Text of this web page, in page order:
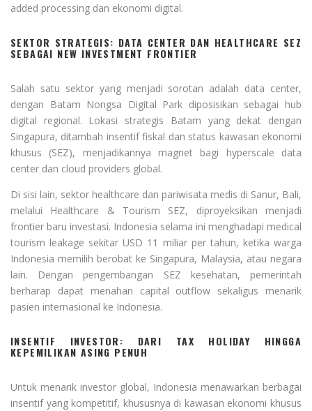
added processing dan ekonomi digital.
SEKTOR STRATEGIS: DATA CENTER DAN HEALTHCARE SEZ
SEBAGAI NEW INVESTMENT FRONTIER
Salah satu sektor yang menjadi sorotan adalah data center,
dengan Batam Nongsa Digital Park diposisikan sebagai hub
digital regional. Lokasi strategis Batam yang dekat dengan
Singapura, ditambah insentif fiskal dan status kawasan ekonomi
khusus (SEZ), menjadikannya magnet bagi hyperscale data
center dan cloud providers global.
Di sisi lain, sektor healthcare dan pariwisata medis di Sanur, Bali,
melalui Healthcare & Tourism SEZ, diproyeksikan menjadi
frontier baru investasi. Indonesia selama ini menghadapi medical
tourism leakage sekitar USD 11 miliar per tahun, ketika warga
Indonesia memilih berobat ke Singapura, Malaysia, atau negara
lain. Dengan pengembangan SEZ kesehatan, pemerintah
berharap dapat menahan capital outflow sekaligus menarik
pasien internasional ke Indonesia.
INSENTIF INVESTOR: DARI TAX HOLIDAY HINGGA
KEPEMILIKAN ASING PENUH
Untuk menarik investor global, Indonesia menawarkan berbagai
insentif yang kompetitif, khususnya di kawasan ekonomi khusus